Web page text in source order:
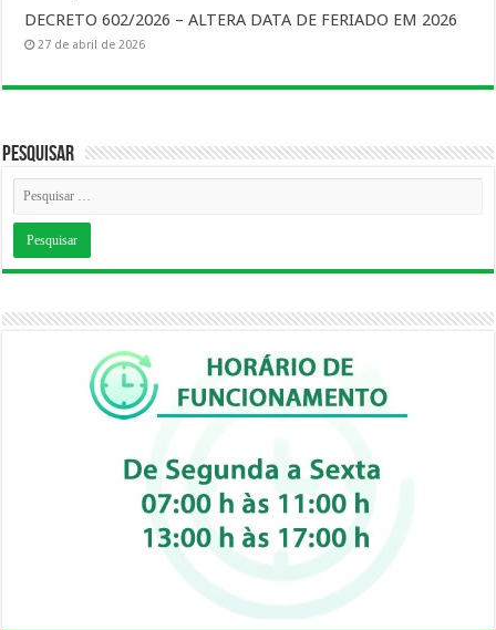
DECRETO 602/2026 – ALTERA DATA DE FERIADO EM 2026
27 de abril de 2026
Pesquisar